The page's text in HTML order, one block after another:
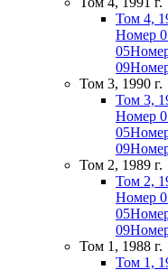
Том 4,
Номер
05
09
Том 3, 1990 г.
Том 3,
Номер
05
09
Том 2, 1989 г.
Том 2,
Номер
05
09
Том 1, 1988 г.
Том 1,